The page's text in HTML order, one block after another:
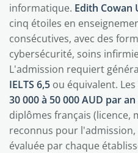
informatique. Edith Cowan
cinq étoiles en
consécutives, avec des
cybersécurité, soins
L'admission requiert
IELTS 6,5 ou équivalent.
30 000 à 50 000 AUD par an
diplômes français (licence,
reconnus pour
évaluée par chaque